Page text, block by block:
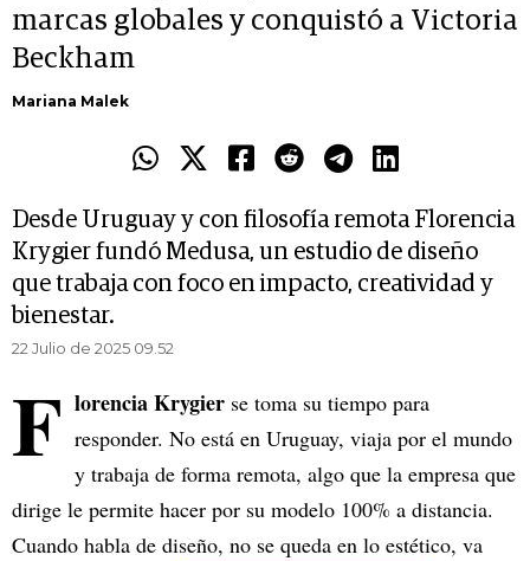
marcas globales y conquistó a Victoria
Beckham
Mariana Malek
Desde Uruguay y con filosofía remota Florencia
Krygier fundó Medusa, un estudio de diseño
que trabaja con foco en impacto, creatividad y
bienestar.
22 Julio de 2025 09.52
F lorencia Krygier se toma su tiempo para
responder. No está en Uruguay, viaja por el mundo
y trabaja de forma remota, algo que la empresa que
dirige le permite hacer por su modelo 100% a distancia.
Cuando habla de diseño, no se queda en lo estético, va